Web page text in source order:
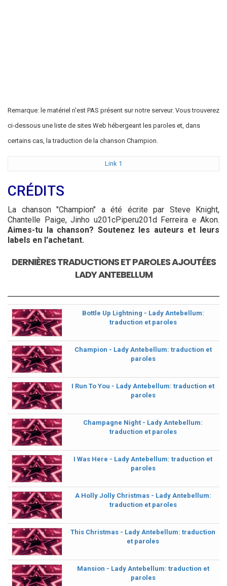
Remarque: le matériel n'est PAS présent sur notre serveur. Vous trouverez
ci-dessous une liste de sites Web hébergeant les paroles et, dans
certains cas, la traduction de la chanson Champion.
Link 1
CRÉDITS
La chanson "Champion" a été écrite par Steve Knight,
Chantelle Paige, Jinho u201cPiperu201d Ferreira e Akon.
Aimes-tu la chanson? Soutenez les auteurs et leurs
labels en l'achetant.
DERNIÈRES TRADUCTIONS ET PAROLES AJOUTÉES
LADY ANTEBELLUM
Bottle Up Lightning - Lady Antebellum:
traduction et paroles
Champion - Lady Antebellum: traduction et
paroles
I Run To You - Lady Antebellum: traduction et
paroles
Champagne Night - Lady Antebellum:
traduction et paroles
I Was Here - Lady Antebellum: traduction et
paroles
A Holly Jolly Christmas - Lady Antebellum:
traduction et paroles
This Christmas - Lady Antebellum: traduction
et paroles
Mansion - Lady Antebellum: traduction et
paroles